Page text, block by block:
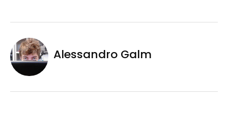
Alessandro Galm